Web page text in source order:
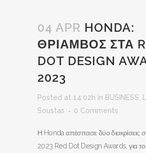
04 APR HONDA:
ΘΡΙΑΜΒΟΣ ΣΤΑ
DOT DESIGN
2023
Posted at 14:02h in BUSINESS
Soustas
0 Comments
Η Honda απέσπασε δύο διακρίσεις
2023 Red Dot Design Awards, για το